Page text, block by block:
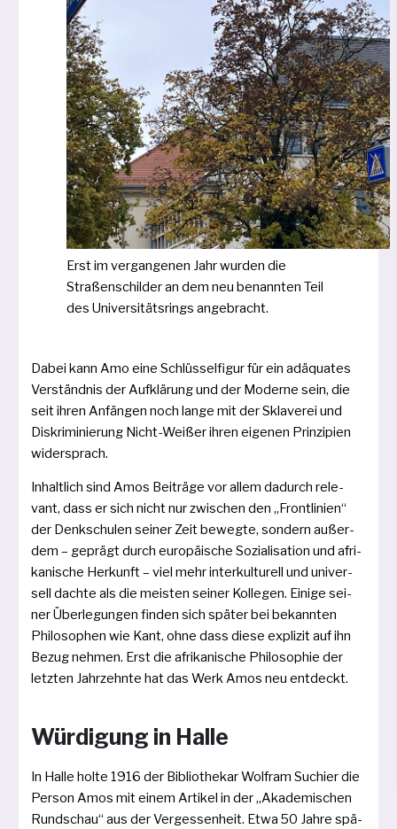
Erst im ver­gan­ge­nen Jahr wur­den die
Straßenschilder an dem neu benann­ten Teil
des Universitätsrings angebracht.
Dabei kann Amo eine Schlüsselfigur für ein adäqua­tes
Verständnis der Aufklärung und der Moderne sein, die
seit ihren Anfängen noch lan­ge mit der Sklaverei und
Diskriminierung Nicht-Weißer ihren eige­nen Prinzipien
widersprach.
Inhaltlich sind Amos Beiträge vor allem dadurch rele­
vant, dass er sich nicht nur zwi­schen den „Frontlinien“
der Denkschulen sei­ner Zeit beweg­te, son­dern außer­
dem – geprägt durch euro­päi­sche Sozialisation und afri­
kanische Herkunft – viel mehr inter­kul­tu­rell und uni­ver­
sell dach­te als die meis­ten sei­ner Kollegen. Einige sei­
ner Überlegungen fin­den sich spä­ter bei bekann­ten
Philosophen wie Kant, ohne dass die­se expli­zit auf ihn
Bezug neh­men. Erst die afri­ka­ni­sche Philosophie der
letz­ten Jahrzehnte hat das Werk Amos neu entdeckt.
Würdigung in Halle
In Halle hol­te 1916 der Bibliothekar Wolfram Suchier die
Person Amos mit einem Artikel in der „Akademischen
Rundschau“ aus der Vergessenheit. Etwa 50 Jahre spä­